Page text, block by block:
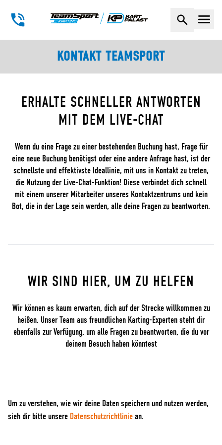
KONTAKT TEAMSPORT
ERHALTE SCHNELLER ANTWORTEN
MIT DEM LIVE-CHAT
Wenn du eine Frage zu einer bestehenden Buchung hast, Frage für
eine neue Buchung benötigst oder eine andere Anfrage hast, ist der
schnellste und effektivste Ideallinie, mit uns in Kontakt zu treten,
die Nutzung der Live-Chat-Funktion! Diese verbindet dich schnell
mit einem unserer Mitarbeiter unseres Kontaktzentrums und kein
Bot, die in der Lage sein werden, alle deine Fragen zu beantworten.
WIR SIND HIER, UM ZU HELFEN
Wir können es kaum erwarten, dich auf der Strecke willkommen zu
heißen. Unser Team aus freundlichen Karting-Experten steht dir
ebenfalls zur Verfügung, um alle Fragen zu beantworten, die du vor
deinem Besuch haben könntest
Um zu verstehen, wie wir deine Daten speichern und nutzen werden,
sieh dir bitte unsere Datenschutzrichtlinie an.